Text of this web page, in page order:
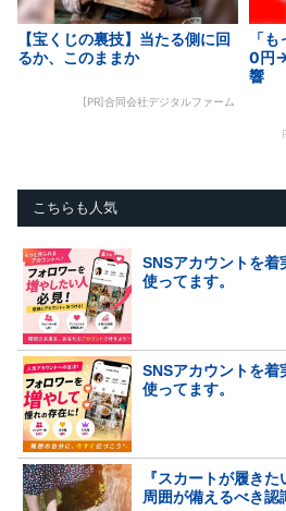
【宝くじの裏技】当たる側に回
るか、このままか
[PR]合同会社デジタルファーム
「
0円
響
こちらも人気
SNSアカウントを着
使ってます。
SNSアカウントを着
使ってます。
『スカートが履き
周囲が備えるべき